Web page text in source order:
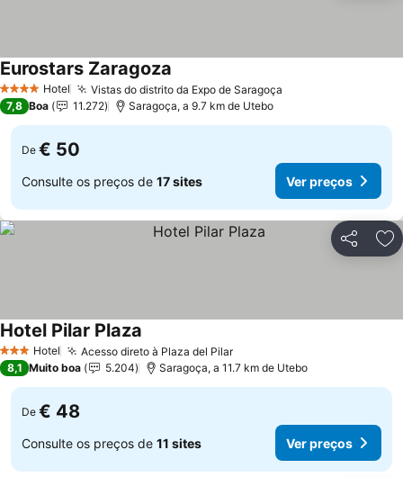
4 EstrelasHotel Vistas do distrito da Expo de Saragoça
Eurostars Zaragoza
7,8 Boa 11.272 Saragoça, a 9.7 km de Utebo
De € 50
Consulte os preços de 17 sites Ver preços
Partilhar
3 EstrelasHotel Acesso direto à Plaza del Pilar
Hotel Pilar Plaza
8,1 Muito boa 5.204 Saragoça, a 11.7 km de Utebo
De € 48
Consulte os preços de 11 sites Ver preços